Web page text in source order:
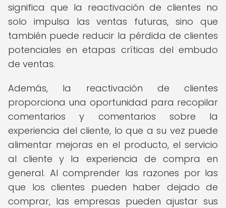
significa que la reactivación de clientes no
solo impulsa las ventas futuras, sino que
también puede reducir la pérdida de clientes
potenciales en etapas críticas del embudo
de ventas.
Además, la reactivación de clientes
proporciona una oportunidad para recopilar
comentarios y comentarios sobre la
experiencia del cliente, lo que a su vez puede
alimentar mejoras en el producto, el servicio
al cliente y la experiencia de compra en
general. Al comprender las razones por las
que los clientes pueden haber dejado de
comprar, las empresas pueden ajustar sus